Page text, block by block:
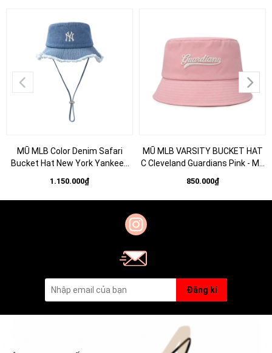
MŨ MLB Color Denim Safari
Bucket Hat New York Yankees
thắt, màu xanh
1.150.000₫
MŨ MLB VARSITY BUCKET HAT
C Cleveland Guardians Pink - Mũ
850.000₫
Đăng kí